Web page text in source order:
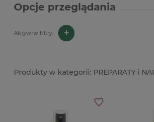
Opcje przeglądania
Aktywne filtry: +
PREPARATY i